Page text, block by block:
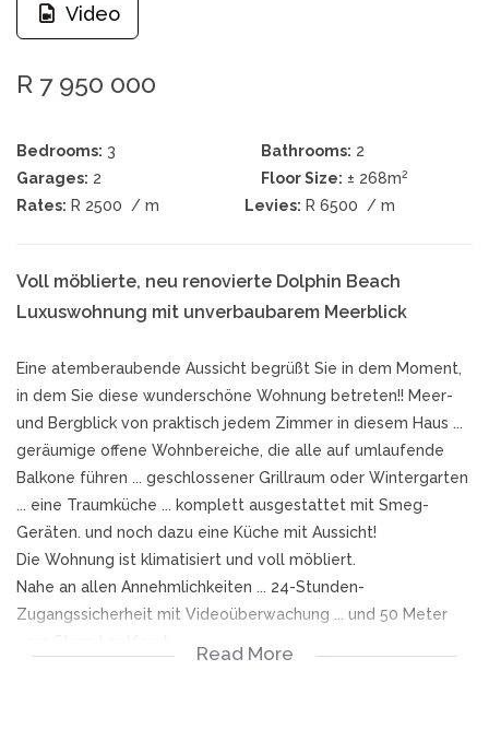
Video
R 7 950 000
Bedrooms: 3 Bathrooms: 2
Garages: 2 Floor Size: ± 268m2
Rates: R 2500 / m Levies: R 6500 / m
Voll möblierte, neu renovierte Dolphin Beach
Luxuswohnung mit unverbaubarem Meerblick
Eine atemberaubende Aussicht begrüßt Sie in dem Moment,
in dem Sie diese wunderschöne Wohnung betreten!! Meer-
und Bergblick von praktisch jedem Zimmer in diesem Haus ...
geräumige offene Wohnbereiche, die alle auf umlaufende
Balkone führen ... geschlossener Grillraum oder Wintergarten
... eine Traumküche ... komplett ausgestattet mit Smeg-
Geräten. und noch dazu eine Küche mit Aussicht!
Die Wohnung ist klimatisiert und voll möbliert.
Nahe an allen Annehmlichkeiten ... 24-Stunden-
Zugangssicherheit mit Videoüberwachung ... und 50 Meter
Read More